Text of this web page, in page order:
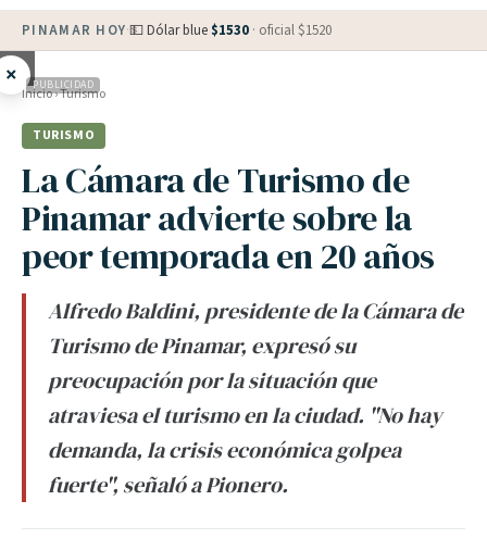
PINAMAR HOY·💵 Dólar blue $1530 · oficial $1520
× PUBLICIDAD
Inicio›Turismo
TURISMO
La Cámara de Turismo de
Pinamar advierte sobre la
peor temporada en 20 años
Alfredo Baldini, presidente de la Cámara de
Turismo de Pinamar, expresó su
preocupación por la situación que
atraviesa el turismo en la ciudad. "No hay
demanda, la crisis económica golpea
fuerte", señaló a Pionero.